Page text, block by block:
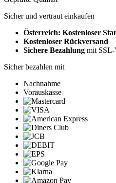
Sicher und vertraut einkaufen
Österreich: Kostenloser
Kostenloser Rückversand
Sichere Bezahlung mit SSL-
Sicher bezahlen mit
Nachnahme
Vorauskasse